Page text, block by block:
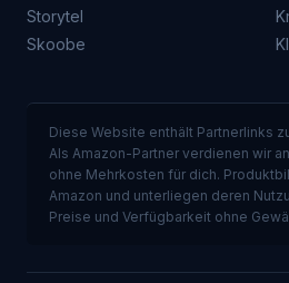
Storytel
Skoobe
Diese Website enthält Partnerlinks
Als Amazon-Partner verdienen wir
ohne Mehrkosten für dich.
Amazon und unterliegen deren
Preise und Verfügbarkeit ohne